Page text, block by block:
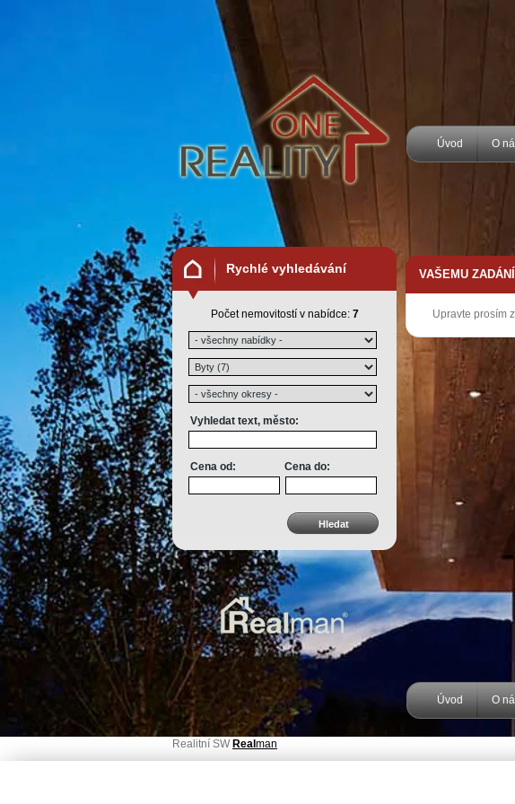
Úvod O
Rychlé vyhledávání
Počet nemovitostí v nabídce: 7
Vyhledat text, město:
Cena od: Cena do:
VAŠEMU
Upravte prosím
Úvod O
Realitní SW Real man